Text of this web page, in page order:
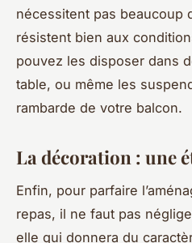
nécessitent pas beaucoup
résistent bien aux
pouvez les disposer dans
table, ou même les
rambarde de votre balcon.
La décoration : une
Enfin, pour parfaire
repas, il ne faut pas
elle qui donnera du